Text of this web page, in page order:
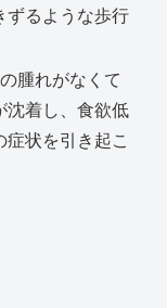
ずるような歩行
腫れがなくて
沈着し、食欲低
状を引き起こ